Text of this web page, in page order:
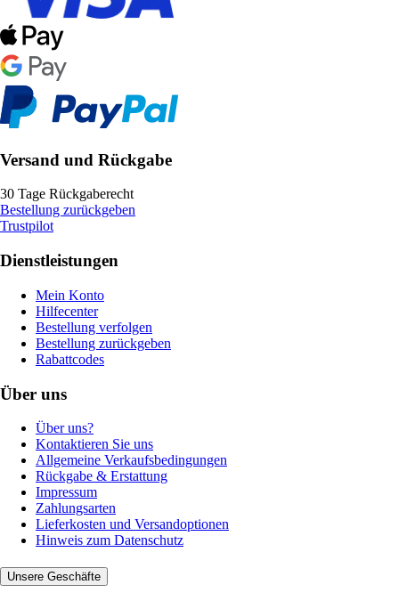
Versand und Rückgabe
30 Tage Rückgaberecht
Bestellung zurückgeben
Trustpilot
Dienstleistungen
Mein Konto
Hilfecenter
Bestellung verfolgen
Bestellung zurückgeben
Rabattcodes
Über uns
Über uns?
Kontaktieren Sie uns
Allgemeine Verkaufsbedingungen
Rückgabe & Erstattung
Impressum
Zahlungsarten
Lieferkosten und Versandoptionen
Hinweis zum Datenschutz
Unsere Geschäfte